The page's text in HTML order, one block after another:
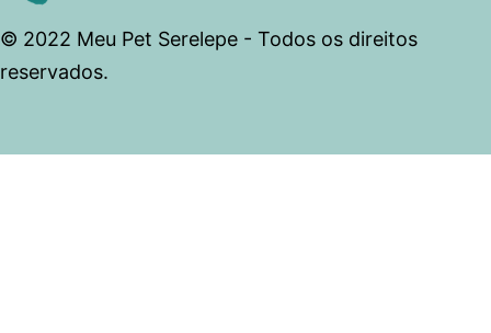
© 2022 Meu Pet Serelepe - Todos os direitos
reservados.